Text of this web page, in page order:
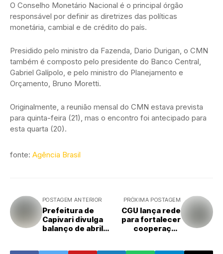
O Conselho Monetário Nacional é o principal órgão
responsável por definir as diretrizes das políticas
monetária, cambial e de crédito do país.
Presidido pelo ministro da Fazenda, Dario Durigan, o CMN
também é composto pelo presidente do Banco Central,
Gabriel Galípolo, e pelo ministro do Planejamento e
Orçamento, Bruno Moretti.
Originalmente, a reunião mensal do CMN estava prevista
para quinta-feira (21), mas o encontro foi antecipado para
esta quarta (20).
fonte: Agência Brasil
POSTAGEM ANTERIOR
Prefeitura de
Capivari divulga
balanço de abril
PRÓXIMA POSTAGEM
CGU lança rede
para fortalecer
cooperação